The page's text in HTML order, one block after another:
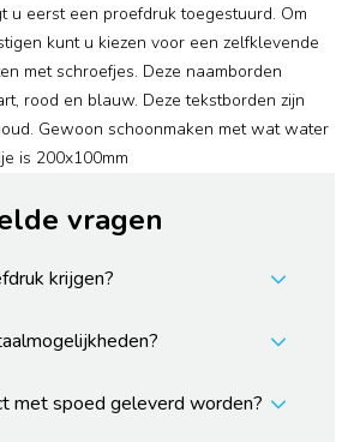
u eerst een proefdruk toegestuurd. Om
kunt u kiezen voor een zelfklevende
met schroefjes. Deze naamborden
rood en blauw. Deze tekstborden zijn
Gewoon schoonmaken met wat water
is 200x100mm
vragen
krijgen?
met spoed geleverd worden?